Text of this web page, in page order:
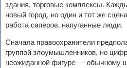
здания, торговые комплексы.
новый город, но один и тот же
работа сапёров, напуганные люди.
Сначала правоохранители
группой злоумышленников, но
неожиданной фигуре — обычному